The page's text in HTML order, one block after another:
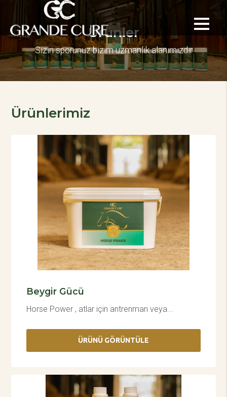
Ürünler
Sizin sporunuz bizim uzmanlık alanımızdır
Ürünlerimiz
Beygir Gücü
Horse Power , atlar için antrenman veya...
ÜRÜNÜ GÖRÜNTÜLE